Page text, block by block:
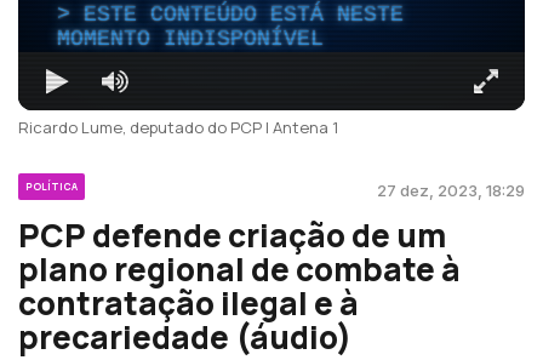
ESTE CONTEÚDO ESTÁ NESTE
MOMENTO INDISPONÍVEL
Ricardo Lume, deputado do PCP | Antena 1
POLÍTICA 27 dez, 2023, 18:29
PCP defende criação de um
plano regional de combate à
contratação ilegal e à
precariedade (áudio)